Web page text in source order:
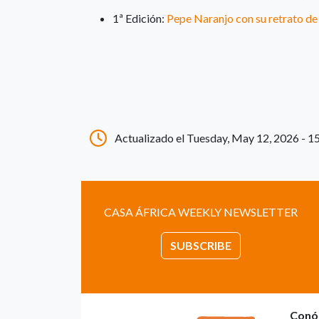
1ª Edición: Pepe Naranjo con su retrato
Actualizado el Tuesday, May 12, 2026 -
CASA ÁFRICA WEEKLY NEWSLETTER
SUBSCRIBE